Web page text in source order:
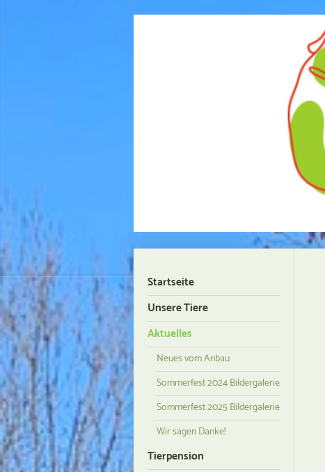
Startseite
Unsere Tiere
Aktuelles
Neues vom Anbau
Sommerfest 2024 Bildergalerie
Sommerfest 2025 Bildergalerie
Wir sagen Danke!
Tierpension